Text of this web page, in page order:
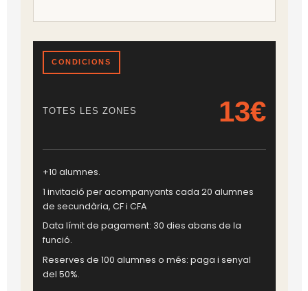
CONDICIONS
TOTES LES ZONES 13€
+10 alumnes.
1 invitació per acompanyants cada 20 alumnes
de secundària, CF i CFA
Data límit de pagament: 30 dies abans de la
funció.
Reserves de 100 alumnes o més: paga i senyal
del 50%.